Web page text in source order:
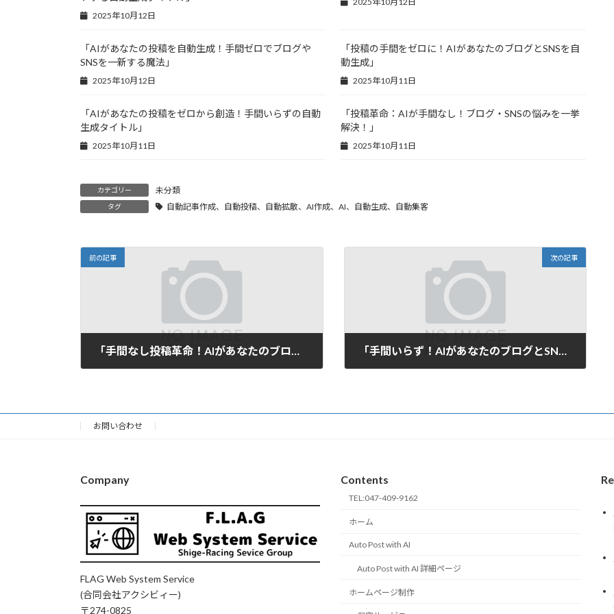
2025年10月12日
「AIがあなたの投稿を自動生成！手間ゼロでブログや
SNSを一新する魔法」
2025年10月12日
「投稿の手間をゼロに！AIがあなたのブログとSNSを自
動生成」
2025年10月11日
「AIがあなたの投稿をゼロから創造！手間いらずの自動
生成タイトル」
2025年10月11日
「投稿革命：AIが手間なし！ブログ・SNSの悩みを一挙
解決！」
2025年10月11日
カテゴリー 未分類
タグ 自動記事作成、自動投稿、自動拡散、AI作成、AI、自動生成、自動集客
前の記事 次の記事
お問い合わせ
Company
FLAG Web System Service
(合同会社アクシビィー)
〒274-0825
Contents
TEL:047-409-9162
ホーム
Auto Post with AI
Auto Post with AI 詳細ページ
ホームページ制作